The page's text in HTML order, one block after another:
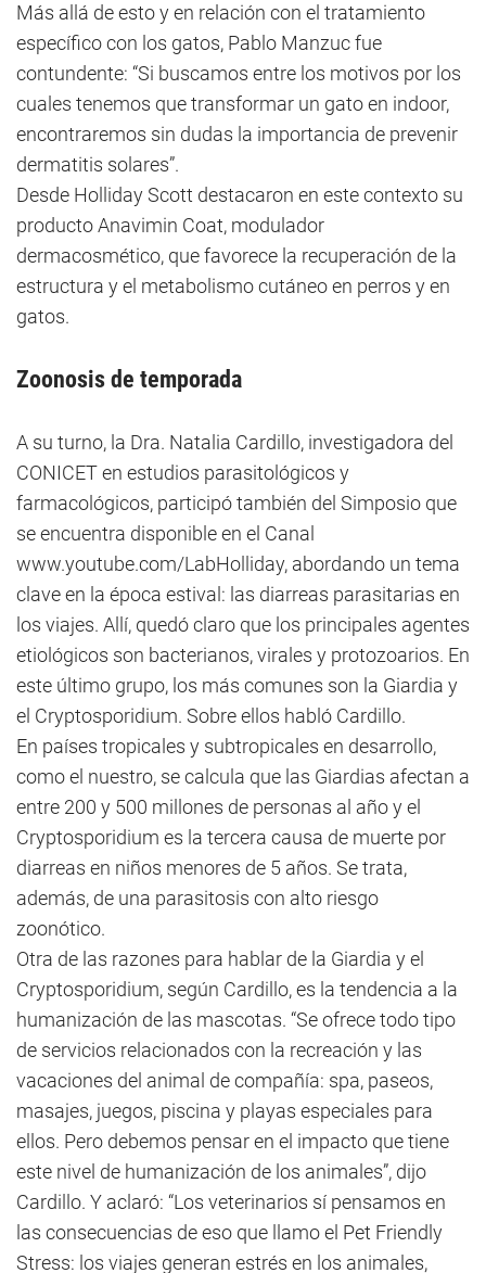
Más allá de esto y en relación con el tratamiento
específico con los gatos, Pablo Manzuc fue
contundente: “Si buscamos entre los motivos por los
cuales tenemos que transformar un gato en indoor,
encontraremos sin dudas la importancia de prevenir
dermatitis solares”.
Desde Holliday Scott destacaron en este contexto su
producto Anavimin Coat, modulador
dermacosmético, que favorece la recuperación de la
estructura y el metabolismo cutáneo en perros y en
gatos.
Zoonosis de temporada
A su turno, la Dra. Natalia Cardillo, investigadora del
CONICET en estudios parasitológicos y
farmacológicos, participó también del Simposio que
se encuentra disponible en el Canal
www.youtube.com/LabHolliday, abordando un tema
clave en la época estival: las diarreas parasitarias en
los viajes. Allí, quedó claro que los principales agentes
etiológicos son bacterianos, virales y protozoarios. En
este último grupo, los más comunes son la Giardia y
el Cryptosporidium. Sobre ellos habló Cardillo.
En países tropicales y subtropicales en desarrollo,
como el nuestro, se calcula que las Giardias afectan a
entre 200 y 500 millones de personas al año y el
Cryptosporidium es la tercera causa de muerte por
diarreas en niños menores de 5 años. Se trata,
además, de una parasitosis con alto riesgo
zoonótico.
Otra de las razones para hablar de la Giardia y el
Cryptosporidium, según Cardillo, es la tendencia a la
humanización de las mascotas. “Se ofrece todo tipo
de servicios relacionados con la recreación y las
vacaciones del animal de compañía: spa, paseos,
masajes, juegos, piscina y playas especiales para
ellos. Pero debemos pensar en el impacto que tiene
este nivel de humanización de los animales”, dijo
Cardillo. Y aclaró: “Los veterinarios sí pensamos en
las consecuencias de eso que llamo el Pet Friendly
Stress: los viajes generan estrés en los animales,